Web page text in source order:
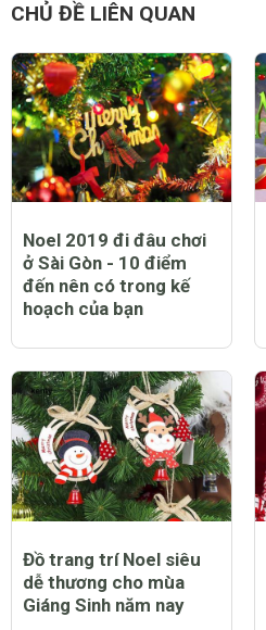
CHỦ ĐỀ LIÊN QUAN
Noel 2019 đi đâu chơi
ở Sài Gòn - 10 điểm
đến nên có trong kế
hoạch của bạn
Đồ trang trí Noel siêu
dễ thương cho mùa
Giáng Sinh năm nay